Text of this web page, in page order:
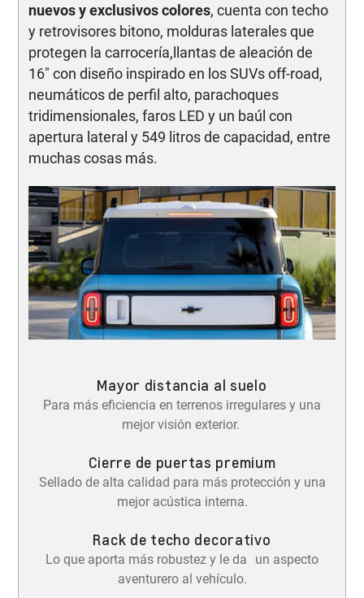
nuevos y exclusivos colores, cuenta con techo
y retrovisores bitono, molduras laterales que
protegen la carrocería,llantas de aleación de
16" con diseño inspirado en los SUVs off-road,
neumáticos de perfil alto, parachoques
tridimensionales, faros LED y un baúl con
apertura lateral y 549 litros de capacidad, entre
muchas cosas más.
Mayor distancia al suelo
Para más eficiencia en terrenos irregulares y una
mejor visión exterior.
Cierre de puertas premium
Sellado de alta calidad para más protección y una
mejor acústica interna.
Rack de techo decorativo
Lo que aporta más robustez y le da un aspecto
aventurero al vehículo.